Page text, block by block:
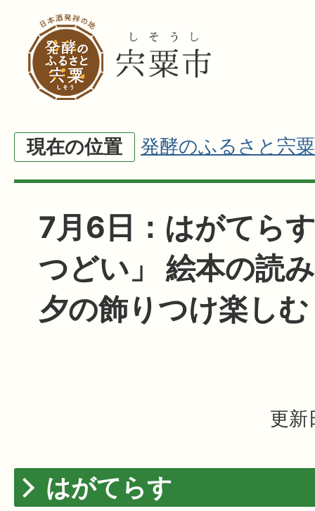
現在の位置 発酵のふるさと宍粟
7月6日：はがてら
つどい」 絵本の読
夕の飾りつけ楽しむ
更新
はがてらす